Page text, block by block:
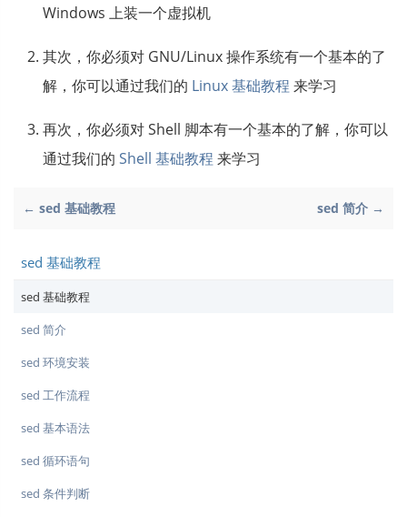
Windows 上装一个虚拟机
其次，你必须对 GNU/Linux 操作系统有一个基本的了
解，你可以通过我们的 Linux 基础教程 来学习
再次，你必须对 Shell 脚本有一个基本的了解，你可以
通过我们的 Shell 基础教程 来学习
← sed 基础教程 sed 简介 →
sed 基础教程
sed 基础教程
sed 简介
sed 环境安装
sed 工作流程
sed 基本语法
sed 循环语句
sed 条件判断